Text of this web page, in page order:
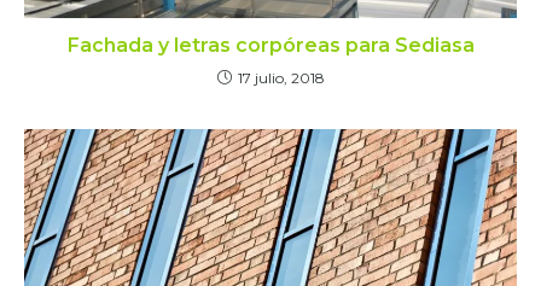
Fachada y letras corpóreas para Sediasa
17 julio, 2018